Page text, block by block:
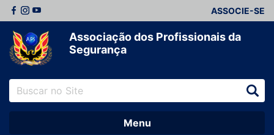
ASSOCIE-SE
Associação dos Profissionais da
Segurança
Menu